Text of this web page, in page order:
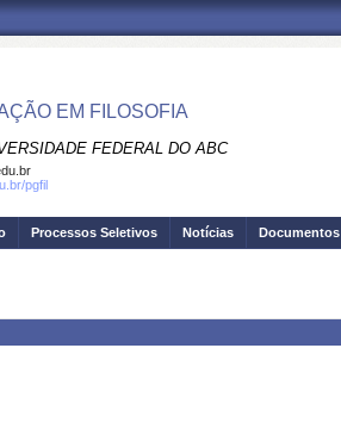
EM FILOSOFIA
FEDERAL DO ABC
pgfil
Processos Seletivos Notícias Documentos